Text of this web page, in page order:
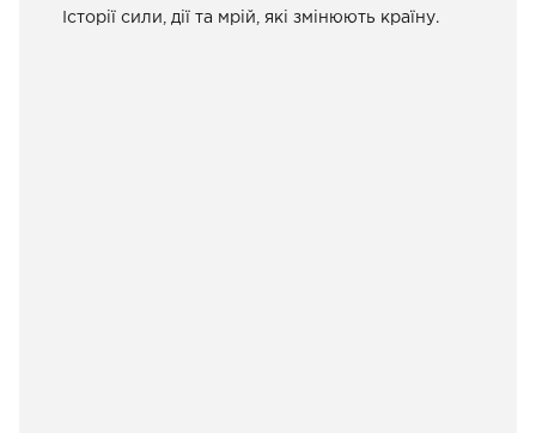
Історії сили, дії та мрій, які змінюють країну.